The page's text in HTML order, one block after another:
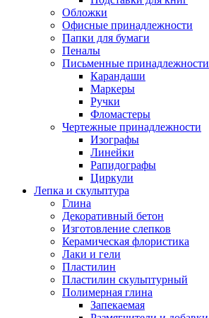
Обложки
Офисные принадлежности
Папки для бумаги
Пеналы
Письменные принадлежности
Карандаши
Маркеры
Ручки
Фломастеры
Чертежные принадлежности
Изографы
Линейки
Рапидографы
Циркули
Лепка и скульптура
Глина
Декоративный бетон
Изготовление слепков
Керамическая флористика
Лаки и гели
Пластилин
Пластилин скульптурный
Полимерная глина
Запекаемая